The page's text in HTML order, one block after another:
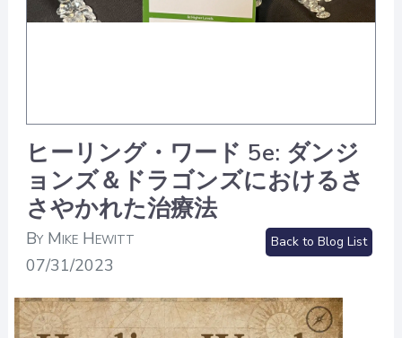
ヒーリング・ワード 5e: ダンジ
ョンズ＆ドラゴンズにおけるさ
さやかれた治療法
By Mike Hewitt
07/31/2023
Back to Blog List